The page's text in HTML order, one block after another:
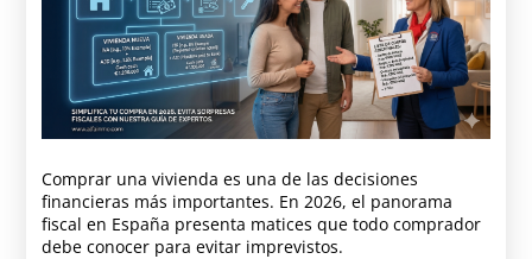
Comprar una vivienda es una de las decisiones
financieras más importantes. En 2026, el panorama
fiscal en España presenta matices que todo comprador
debe conocer para evitar imprevistos.